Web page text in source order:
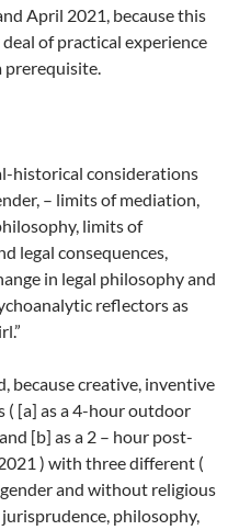
April 2021, because this
of practical experience
prerequisite.
historical considerations
– limits of mediation,
limits of
legal consequences,
in legal philosophy and
reflectors as
because creative, inventive
( [a] as a 4-hour outdoor
[b] as a 2 – hour post-
) with three different (
and without religious
philosophy,